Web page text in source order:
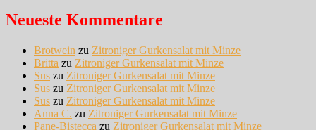
Neueste Kommentare
Brotwein zu Zitroniger Gurkensalat mit Minze
Britta zu Zitroniger Gurkensalat mit Minze
Sus zu Zitroniger Gurkensalat mit Minze
Sus zu Zitroniger Gurkensalat mit Minze
Sus zu Zitroniger Gurkensalat mit Minze
Anna C. zu Zitroniger Gurkensalat mit Minze
Pane-Bistecca zu Zitroniger Gurkensalat mit Minze